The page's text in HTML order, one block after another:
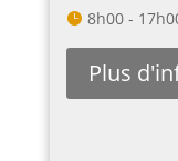
8h00 -
Plus